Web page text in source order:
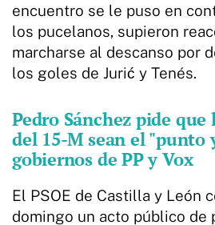
encuentro se le puso en
los pucelanos, supieron
marcharse al descanso por
los goles de Jurić y Tenés.
Pedro Sánchez pide que
del 15-M sean el "punto
gobiernos de PP y Vox
El PSOE de Castilla y León
domingo un acto público de